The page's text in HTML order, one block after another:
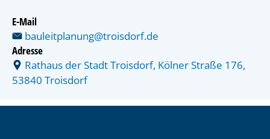
E-Mail
bauleitplanung@troisdorf.de
Adresse
Rathaus der Stadt Troisdorf, Kölner Straße 176,
53840 Troisdorf